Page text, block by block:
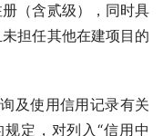
（含贰级），同时具
担任其他在建项目的
及使用信用记录有关
定，对列入“信用中